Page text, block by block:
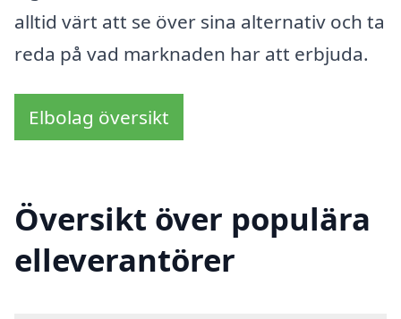
alltid värt att se över sina alternativ och ta
reda på vad marknaden har att erbjuda.
Elbolag översikt
Översikt över populära
elleverantörer